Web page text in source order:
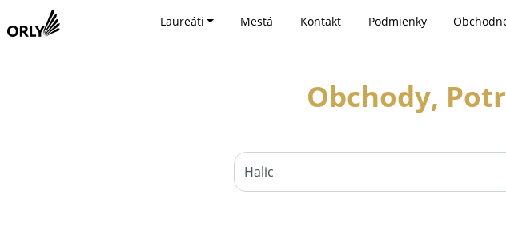
Laureáti Mestá Kontakt Podmienky
Obchody,